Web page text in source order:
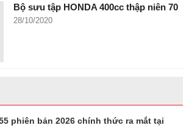
Bộ sưu tập HONDA 400cc thập niên 70
28/10/2020
phiên bản 2026 chính thức ra mắt tại